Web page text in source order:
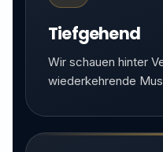
Tiefgehend
Wir schauen hinter
wiederkehrende